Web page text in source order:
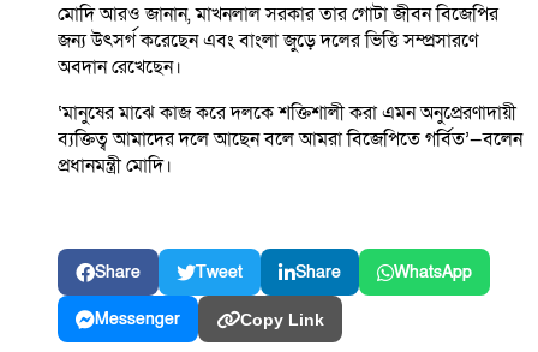
মোদি আরও জানান, মাখনলাল সরকার তার গোটা জীবন বিজেপির
জন্য উৎসর্গ করেছেন এবং বাংলা জুড়ে দলের ভিত্তি সম্প্রসারণে
অবদান রেখেছেন।
‘মানুষের মাঝে কাজ করে দলকে শক্তিশালী করা এমন অনুপ্রেরণাদায়ী
ব্যক্তিত্ব আমাদের দলে আছেন বলে আমরা বিজেপিতে গর্বিত’—বলেন
প্রধানমন্ত্রী মোদি।
Share Tweet Share WhatsApp
Messenger Copy Link